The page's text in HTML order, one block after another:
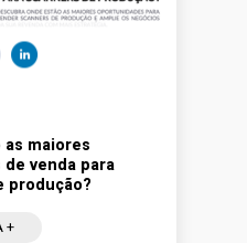
maiores
venda para
produção?
+